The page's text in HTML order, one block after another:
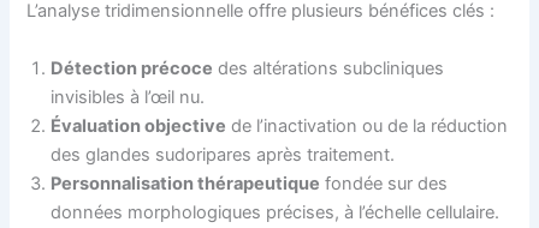
L’analyse tridimensionnelle offre plusieurs bénéfices clés :
Détection précoce des altérations subcliniques
invisibles à l’œil nu.
Évaluation objective de l’inactivation ou de la réduction
des glandes sudoripares après traitement.
Personnalisation thérapeutique fondée sur des
données morphologiques précises, à l’échelle cellulaire.